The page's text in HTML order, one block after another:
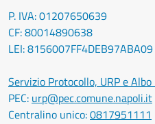
P. IVA: 01207650639
CF: 80014890638
LEI: 8156007FF4DEB97ABA09
Servizio Protocollo, URP e
PEC: urp@pec.comune.napoli.it
Centralino unico:0817951111